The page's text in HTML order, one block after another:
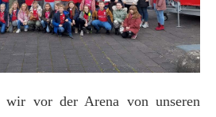
vor der Arena von unseren